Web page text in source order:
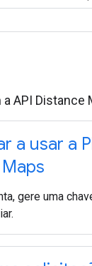
API Distance
a usar a
gere uma